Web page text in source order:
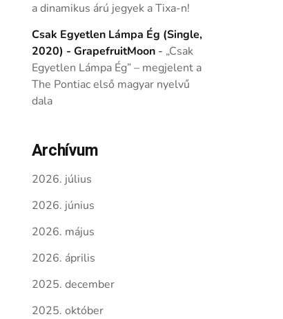
a dinamikus árú jegyek a Tixa-n!
Csak Egyetlen Lámpa Ég (Single,
2020) - GrapefruitMoon- „Csak
Egyetlen Lámpa Ég” – megjelent a
The Pontiac első magyar nyelvű
dala
Archívum
2026. július
2026. június
2026. május
2026. április
2025. december
2025. október